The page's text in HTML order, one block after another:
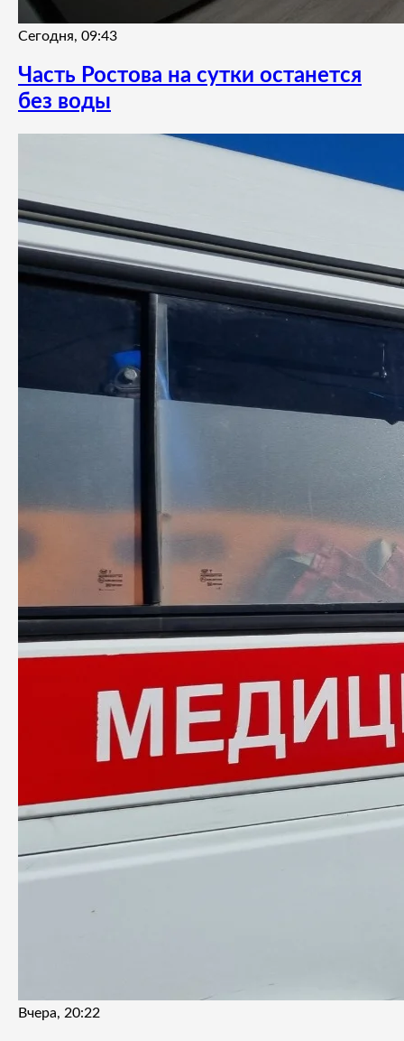
Сегодня, 09:43
Часть Ростова на сутки останется
без воды
Вчера, 20:22